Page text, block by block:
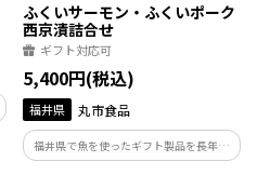
ふくいサーモン・ふくいポーク
西京漬詰合せ
ギフト対応可
5,400円(税込)
福井県 丸市食品
福井県で魚を使ったギフト製品を長年開
発、販売している美飾遊膳が手がけるふ